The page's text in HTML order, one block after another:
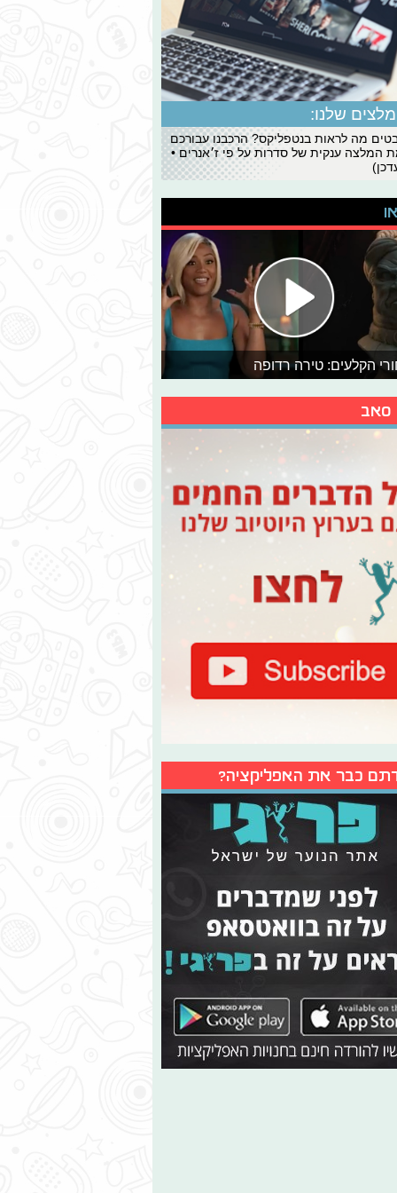
שלנו:
מה לראות בנטפליקס? הרכבנו עבורכם
המלצה ענקית של סדרות על פי ז׳אנרים •
הקלעים: טירה רדופה
סאב
כבר את האפליקציה?